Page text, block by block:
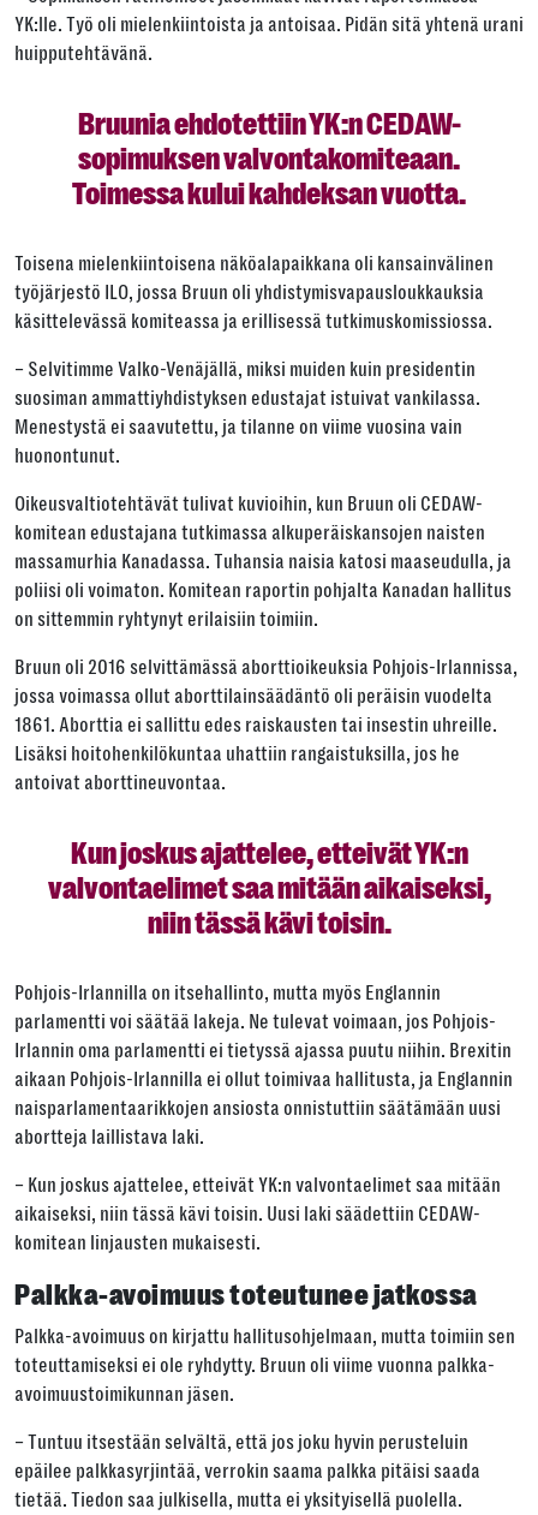
YK:lle. Työ oli mielenkiintoista ja antoisaa. Pidän sitä yhtenä urani
huipputehtävänä.
Bruunia ehdotettiin YK:n CEDAW-
sopimuksen valvontakomiteaan.
Toimessa kului kahdeksan vuotta.
Toisena mielenkiintoisena näköalapaikkana oli kansainvälinen
työjärjestö ILO, jossa Bruun oli yhdistymisvapausloukkauksia
käsittelevässä komiteassa ja erillisessä tutkimuskomissiossa.
– Selvitimme Valko-Venäjällä, miksi muiden kuin presidentin
suosiman ammattiyhdistyksen edustajat istuivat vankilassa.
Menestystä ei saavutettu, ja tilanne on viime vuosina vain
huonontunut.
Oikeusvaltiotehtävät tulivat kuvioihin, kun Bruun oli CEDAW-
komitean edustajana tutkimassa alkuperäiskansojen naisten
massamurhia Kanadassa. Tuhansia naisia katosi maaseudulla, ja
poliisi oli voimaton. Komitean raportin pohjalta Kanadan hallitus
on sittemmin ryhtynyt erilaisiin toimiin.
Bruun oli 2016 selvittämässä aborttioikeuksia Pohjois-Irlannissa,
jossa voimassa ollut aborttilainsäädäntö oli peräisin vuodelta
1861. Aborttia ei sallittu edes raiskausten tai insestin uhreille.
Lisäksi hoitohenkilökuntaa uhattiin rangaistuksilla, jos he
antoivat aborttineuvontaa.
Kun joskus ajattelee, etteivät YK:n
valvontaelimet saa mitään aikaiseksi,
niin tässä kävi toisin.
Pohjois-Irlannilla on itsehallinto, mutta myös Englannin
parlamentti voi säätää lakeja. Ne tulevat voimaan, jos Pohjois-
Irlannin oma parlamentti ei tietyssä ajassa puutu niihin. Brexitin
aikaan Pohjois-Irlannilla ei ollut toimivaa hallitusta, ja Englannin
naisparlamentaarikkojen ansiosta onnistuttiin säätämään uusi
abortteja laillistava laki.
– Kun joskus ajattelee, etteivät YK:n valvontaelimet saa mitään
aikaiseksi, niin tässä kävi toisin. Uusi laki säädettiin CEDAW-
komitean linjausten mukaisesti.
Palkka-avoimuus toteutunee jatkossa
Palkka-avoimuus on kirjattu hallitusohjelmaan, mutta toimiin sen
toteuttamiseksi ei ole ryhdytty. Bruun oli viime vuonna palkka-
avoimuustoimikunnan jäsen.
– Tuntuu itsestään selvältä, että jos joku hyvin perusteluin
epäilee palkkasyrjintää, verrokin saama palkka pitäisi saada
tietää. Tiedon saa julkisella, mutta ei yksityisellä puolella.